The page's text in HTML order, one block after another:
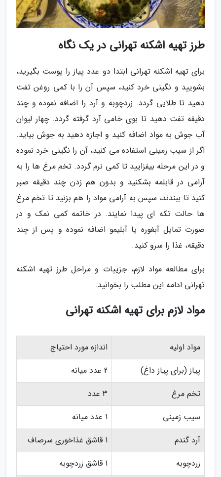
طرز تهیه اشکنه تهرانی در یک نگاه
برای تهیه اشکنه تهرانی ابتدا دو عدد پیاز را پوست بگیرید،
بشویید و نگینی خرد کنید، سپس آن را با کمی روغن تفت
دهید تا طلایی گردد. زردچوبه و آرد را اضافه نموده و چند
دقیقه تفت دهید تا بوی خامی آرد گرفته گردد. چهار لیوان
آب جوش به مواد اضافه کنید و اجازه دهید به جوش بیاید.
اگر از سیب زمینی استفاده می کنید، آن را نگینی خرد نموده
و در این مرحله بیفزایید تا کمی نرم گردد. تخم مرغ ها را به
آرامی در قابلمه بشکنید و بدون هم زدن چند دقیقه صبر
کنید تا ببندند، سپس به آرامی مواد را هم بزنید تا تخم مرغ
ها حالت تکه ای پیدا نمایند. در خاتمه کمی نمک و در
صورت تمایل آبغوره یا آبلیمو اضافه نموده و پس از چند
دقیقه، غذا را سرو کنید.
برای مطالعه مواد لازم، جزییات و مراحل طرز تهیه اشکنه
تهرانی ادامه این مطلب را بخوانید.
مواد لازم برای تهیه اشکنه تهرانی
مواد اولیه
اندازه مورد احتیاج
پیاز (برای پیاز داغ)
2 عدد میانه
تخم مرغ
3 عدد
سیب زمینی
1 عدد میانه
آرد گندم
1 قاشق غذاخوری سرصاف
زردچوبه
1 قاشق زردچوبه